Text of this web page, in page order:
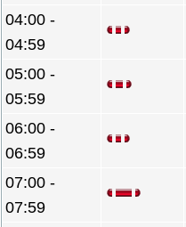
04:00 -
04:59
05:00 -
05:59
06:00 -
06:59
07:00 -
07:59